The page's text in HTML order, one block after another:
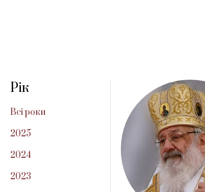
Рік
Всі роки
2025
2024
2023